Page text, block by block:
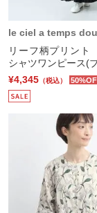
le ciel a temps
リーフ柄プリン
シャツワンピース(
¥4,345 （税込）